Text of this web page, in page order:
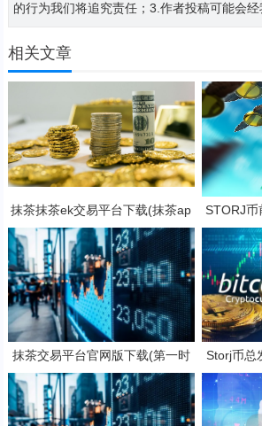
的行为我们将追究责任；3.作者投稿可能会经
相关文章
抹茶抹茶ek交易平台下载(抹茶ap
p专业版v8.2.4下载)
STORJ币
抹茶交易平台官网版下载(第一时
间了解全球数字货币消息)
Storj币总
是